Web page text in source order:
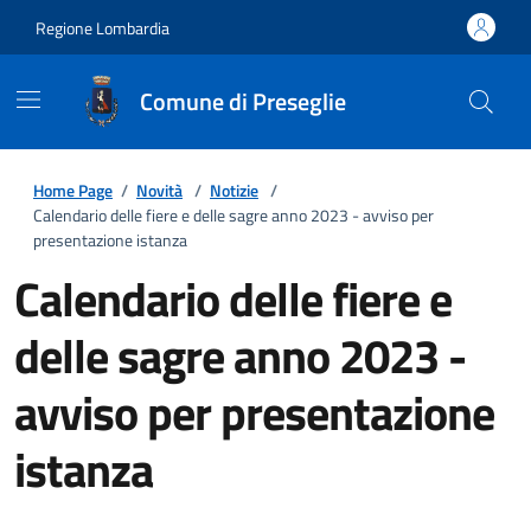
Regione Lombardia
Comune di Preseglie
Home Page / Novità / Notizie /
Calendario delle fiere e delle sagre anno 2023 - avviso per
presentazione istanza
Calendario delle fiere e
delle sagre anno 2023 -
avviso per presentazione
istanza